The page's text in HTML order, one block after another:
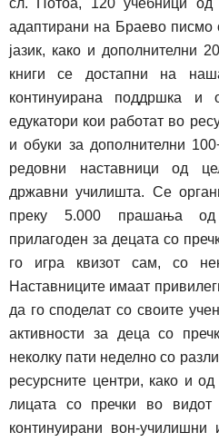
адаптирани на Браево писмо
јазик, како и дополнителни 20
книгисе достапни на
континуирана поддршка и
едукатори кои работат во
иобуки за дополнителни
редовни наставници од
државни училишта. Се
преку 5.000 прашања од
прилагоден за децата со
го игра квизот сам, со
Наставниците имаат
да го споделат со своите
активности за деца со
неколку пати неделно со
ресурсните центри, како и
лицата со пречки во видот
континуирани вон-училишни